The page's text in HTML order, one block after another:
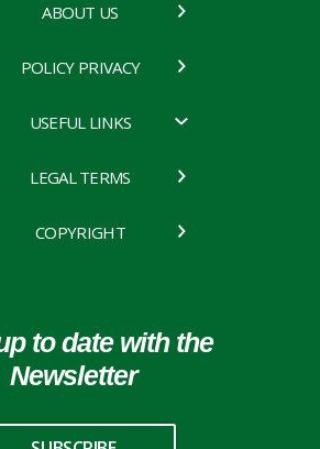
ABOUT US
POLICY PRIVACY
USEFUL LINKS
LEGAL TERMS
COPYRIGHT
to date with the
Newsletter